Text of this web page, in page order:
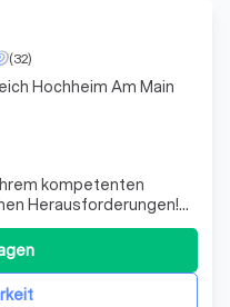
(32)
kompetenten
Herausforderungen!
in der
dem Sondergerätebau
oder
Wert auf
Hochheim Am Main